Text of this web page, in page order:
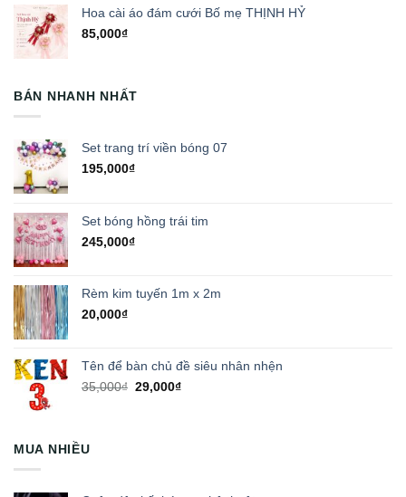
Hoa cài áo đám cưới Bố mẹ THỊNH HỶ
85,000₫
BÁN NHANH NHẤT
Set trang trí viền bóng 07
195,000₫
Set bóng hồng trái tim
245,000₫
Rèm kim tuyến 1m x 2m
20,000₫
Tên để bàn chủ đề siêu nhân nhện
35,000₫ Giá
29,000₫Giá
MUA NHIỀU